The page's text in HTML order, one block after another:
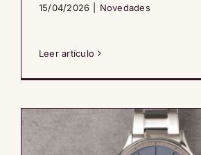
15/04/2026 Novedades
Leer artículo